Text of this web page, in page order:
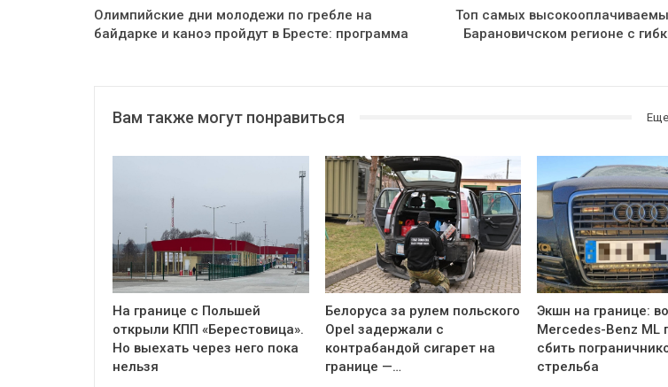
Олимпийские дни молодежи по гребле на
байдарке и каноэ пройдут в Бресте: программа
Топ самых
Барановичском регионе с
Вам также могут понравиться
На границе с Польшей
открыли КПП «Берестовица».
Но выехать через него пока
нельзя
Белоруса за рулем польского
Opel задержали с
контрабандой сигарет на
границе —…
Экшн на границе:
Mercedes-Benz ML
сбить
стрельба